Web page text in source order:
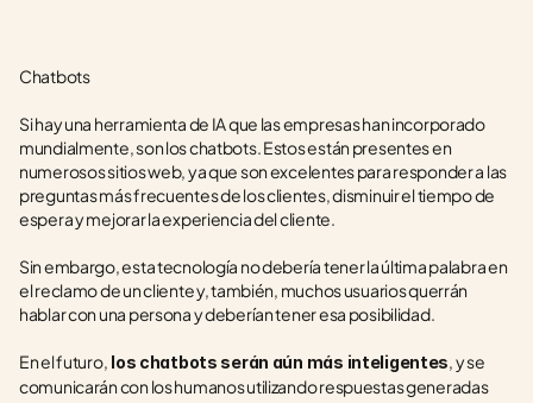
Chatbots
Si hay una herramienta de IA que las empresas han incorporado
mundialmente, son los chatbots. Estos están presentes en
numerosos sitios web, ya que son excelentes para responder a las
preguntas más frecuentes de los clientes, disminuir el tiempo de
espera y mejorar la experiencia del cliente.
Sin embargo, esta tecnología no debería tener la última palabra en
el reclamo de un cliente y, también, muchos usuarios querrán
hablar con una persona y deberían tener esa posibilidad.
En el futuro, los chatbots serán aún más inteligentes, y se
comunicarán con los humanos utilizando respuestas generadas